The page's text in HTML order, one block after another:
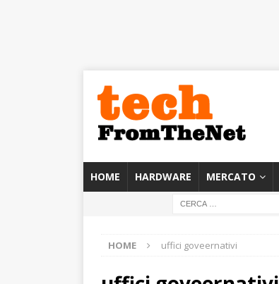
HOME HARDWARE MERCATO
HOME uffici goveernativi